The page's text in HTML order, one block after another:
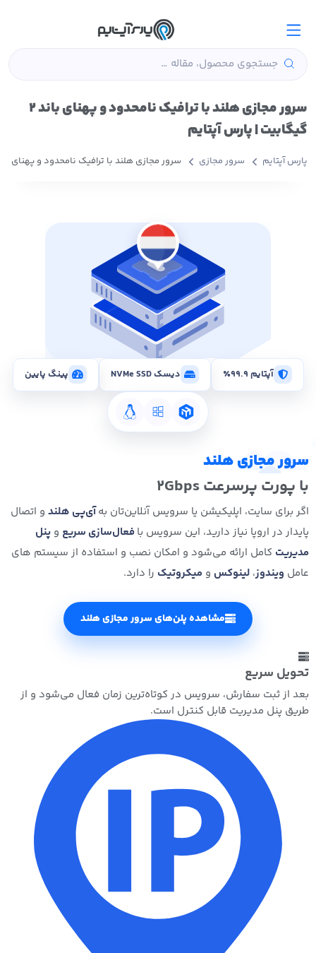
سرور مجازی هلند با ترافیک نامحدود و پهنای باند ۲
گیگابیت | پارس آپتایم
پارس آپتایم سرور مجازی سرور مجازی هلند با ترافیک نامحدود و پهنای باند ۲ گیگابیت | پارس
سرور مجازی هلند
با پورت پرسرعت 2Gbps
اگر برای سایت، اپلیکیشن یا سرویس آنلاین‌تان بهآی‌پی هلند و اتصال
پایدار در اروپا نیاز دارید، این سرویس بافعال‌سازی سریع و پنل
مدیریت کامل ارائه می‌شود و امکان نصب و استفاده از سیستم های
عامل ویندوز، لینوکس و میکروتیک را دارد.
مشاهده پلن‌های سرور مجازی هلند
آپتایم ۹۹.۹٪ دیسک NVMe SSD پینگ پایین
تحویل سریع
بعد از ثبت سفارش، سرویس در کوتاه‌ترین زمان فعال می‌شود و از
طریق پنل مدیریت قابل کنترل است.